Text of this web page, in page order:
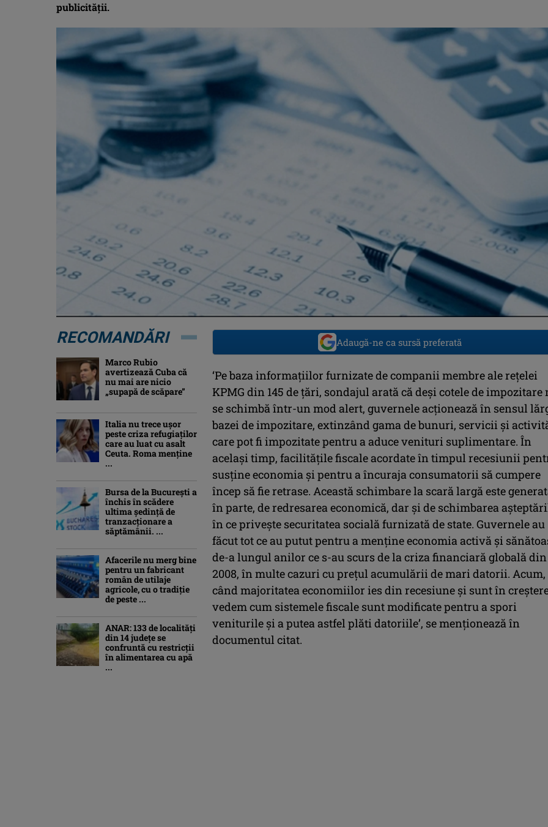
publicităţii.
Adaugă-ne ca sursă preferată
‘Pe baza informaţiilor furnizate de companii membre ale reţelei
KPMG din 145 de ţări, sondajul arată că deşi cotele de impozitare
se schimbă într-un mod alert, guvernele acţionează în sensul
bazei de impozitare, extinzând gama de bunuri, servicii şi
care pot fi impozitate pentru a aduce venituri suplimentare. În
acelaşi timp, facilităţile fiscale acordate în timpul recesiunii
susţine economia şi pentru a încuraja consumatorii să cumpere
încep să fie retrase. Această schimbare la scară largă este
în parte, de redresarea economică, dar şi de schimbarea
în ce priveşte securitatea socială furnizată de state. Guvernele au
făcut tot ce au putut pentru a menţine economia activă şi
de-a lungul anilor ce s-au scurs de la criza financiară globală din
2008, în multe cazuri cu preţul acumulării de mari datorii. Acum,
când majoritatea economiilor ies din recesiune şi sunt în
vedem cum sistemele fiscale sunt modificate pentru a spori
veniturile şi a putea astfel plăti datoriile’, se menţionează în
documentul citat.
RECOMANDĂRI
Marco Rubio
avertizează Cuba că
nu mai are nicio
„supapă de scăpare”
Italia nu trece ușor
peste criza refugiaților
care au luat cu asalt
Ceuta. Roma menține
...
Bursa de la București a
închis în scădere
ultima ședință de
tranzacționare a
săptămânii. ...
Afacerile nu merg bine
pentru un fabricant
român de utilaje
agricole, cu o tradiție
de peste ...
ANAR: 133 de localități
din 14 județe se
confruntă cu restricții
în alimentarea cu apă
...